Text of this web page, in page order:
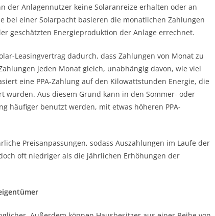
der Anlagennutzer keine Solaranreize erhalten oder an
bei einer Solarpacht basieren die monatlichen Zahlungen
geschätzten Energieproduktion der Anlage errechnet.
Leasingvertrag dadurch, dass Zahlungen von Monat zu
jeden Monat gleich, unabhängig davon, wie viel
eine PPA-Zahlung auf den Kilowattstunden Energie, die
wurden. Aus diesem Grund kann in den Sommer- oder
häufiger benutzt werden, mit etwas höheren PPA-
Preisanpassungen, sodass Auszahlungen im Laufe der
oft niedriger als die jährlichen Erhöhungen der